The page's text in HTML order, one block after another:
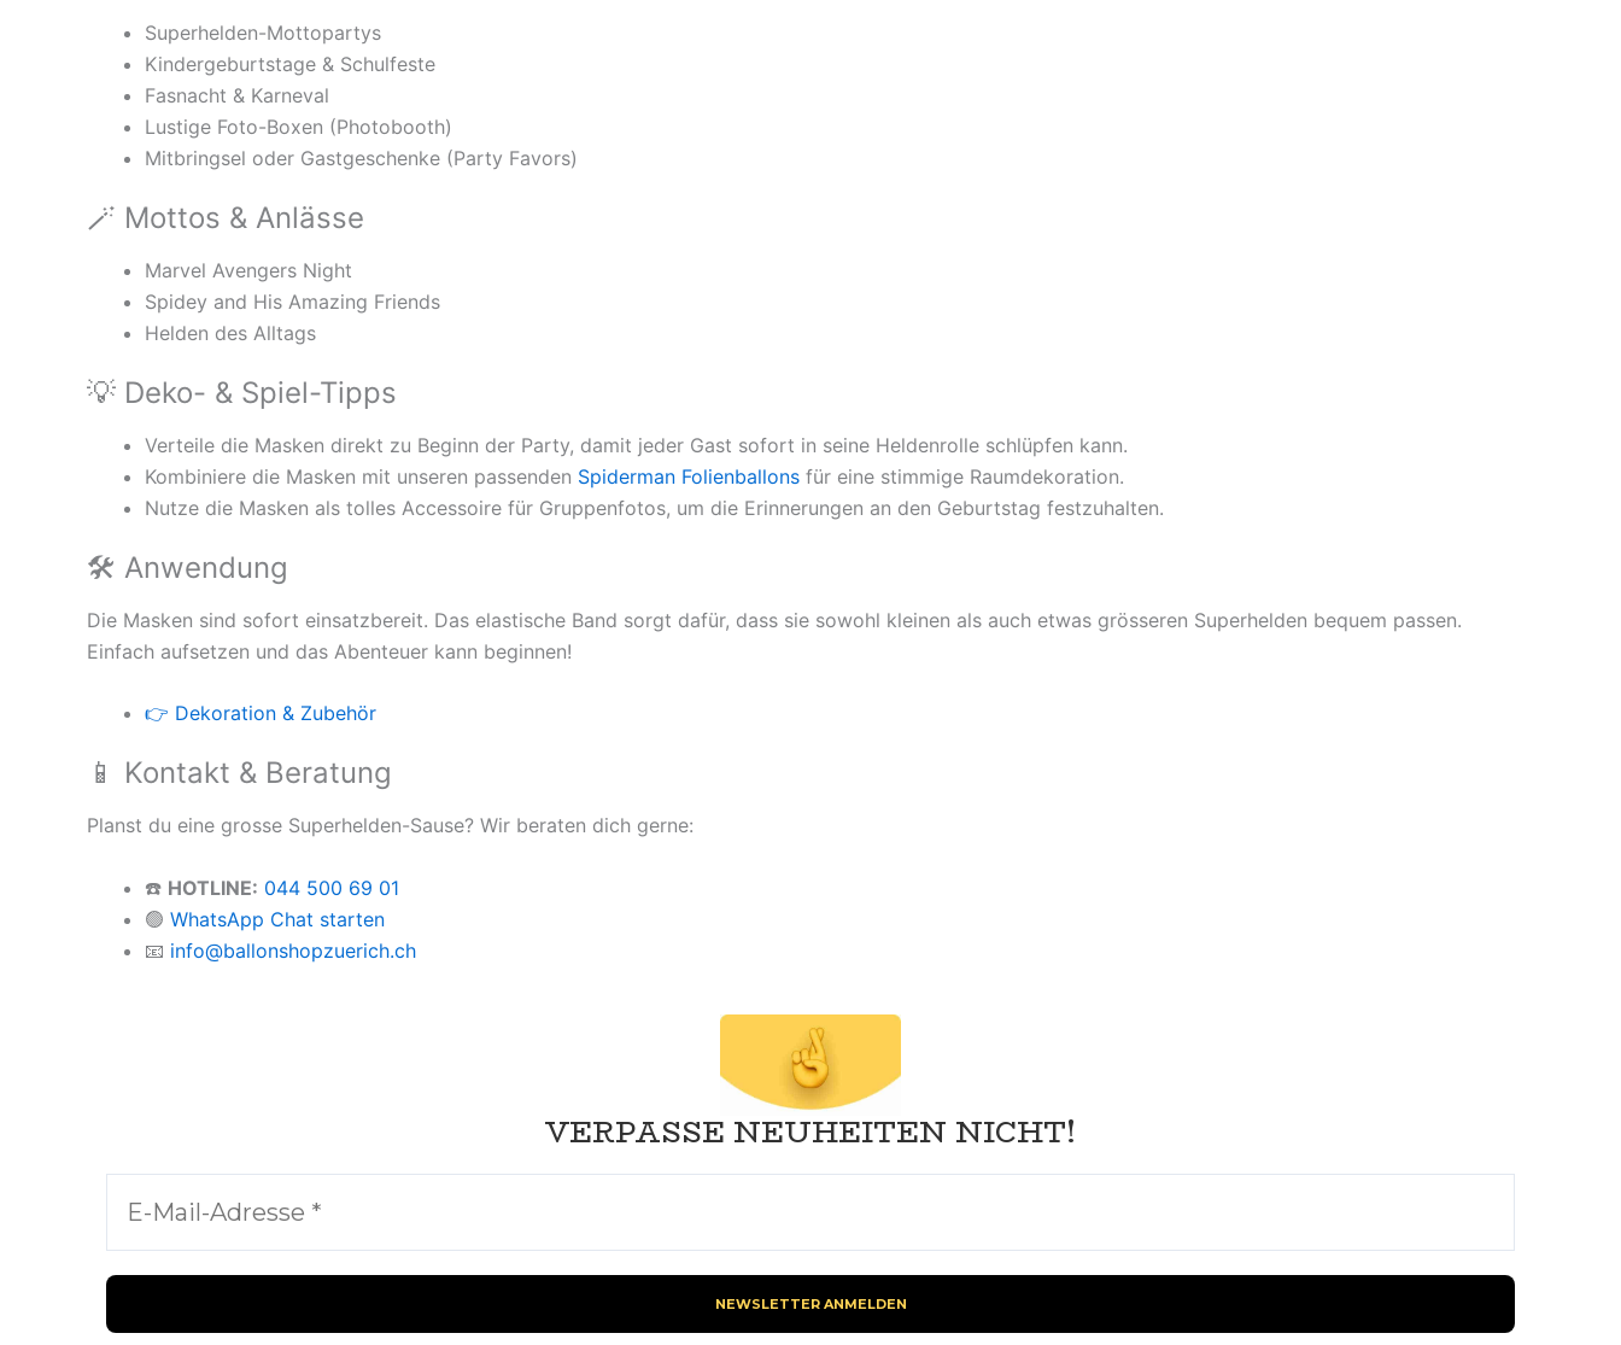
Superhelden-Mottopartys
Kindergeburtstage & Schulfeste
Fasnacht & Karneval
Lustige Foto-Boxen (Photobooth)
Mitbringsel oder Gastgeschenke (Party Favors)
🪄 Mottos & Anlässe
Marvel Avengers Night
Spidey and His Amazing Friends
Helden des Alltags
💡 Deko- & Spiel-Tipps
Verteile die Masken direkt zu Beginn der Party, damit jeder Gast sofort in seine Heldenrolle schlüpfen kann.
Kombiniere die Masken mit unseren passenden Spiderman Folienballons für eine stimmige Raumdekoration.
Nutze die Masken als tolles Accessoire für Gruppenfotos, um die Erinnerungen an den Geburtstag festzuhalten.
🛠 Anwendung
Die Masken sind sofort einsatzbereit. Das elastische Band sorgt dafür, dass sie sowohl kleinen als auch etwas grösseren Superhelden bequem passen.
Einfach aufsetzen und das Abenteuer kann beginnen!
👉 Dekoration & Zubehör
📱 Kontakt & Beratung
Planst du eine grosse Superhelden-Sause? Wir beraten dich gerne:
☎️ HOTLINE: 044 500 69 01
🟢 WhatsApp Chat starten
📧 info@ballonshopzuerich.ch
VERPASSE NEUHEITEN NICHT!